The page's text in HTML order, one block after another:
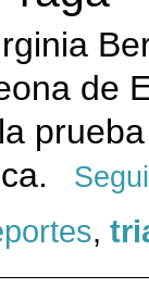
de
,